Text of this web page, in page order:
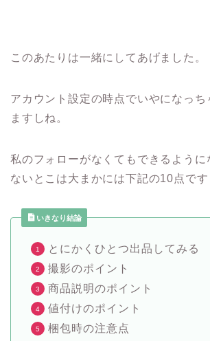
このあたりは一緒にしてあげました。
アカウント設定の時点でいやになっち
ますしね。
私のフォローがなくてもできるように
ないとこは大まかには下記の10点です
いきなり結論
とにかくひとつ出品してみる
撮影のポイント
商品説明のポイント
値付けのポイント
梱包時の注意点